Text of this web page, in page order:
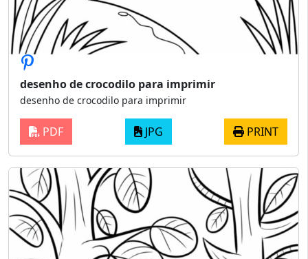
desenho de crocodilo para imprimir
desenho de crocodilo para imprimir
PDF JPG PRINT